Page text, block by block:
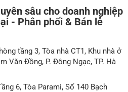
sâu cho doanh nghiệp
- Phân phối & Bán lẻ
tầng 3, Tòa nhà CT1, Khu nhà ở
Văn Đồng, P. Đông Ngạc, TP. Hà
6, Tòa Parami, Số 140 Bạch